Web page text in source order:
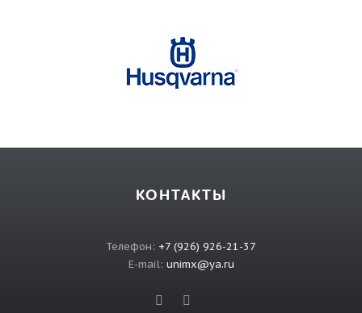
КОНТАКТЫ
Телефон: +7 (926) 926-21-37
E-mail: unimx@ya.ru